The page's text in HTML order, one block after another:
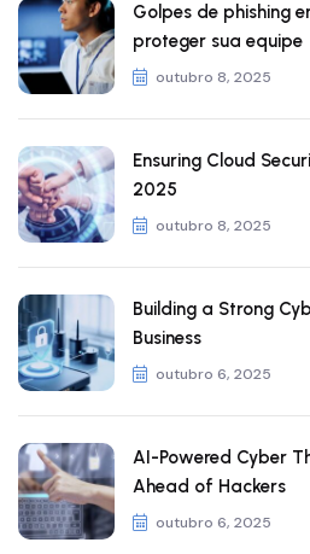
Golpes de phishing
proteger sua equipe
outubro 8, 2025
Ensuring Cloud
2025
outubro 8, 2025
Building a Strong
Business
outubro 6, 2025
AI-Powered Cyber
Ahead of Hackers
outubro 6, 2025